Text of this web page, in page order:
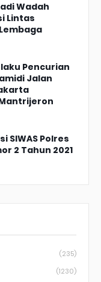
Wadah
Lintas
Pencurian
Jalan
SIWAS Polres
2 Tahun 2021
(235)
(1230)